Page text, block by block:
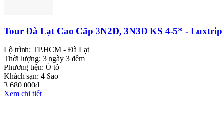
Tour Đà Lạt Cao Cấp 3N2Đ, 3N3Đ KS 4-5* - Luxtrip
Lộ trình: TP.HCM - Đà Lạt
Thời lượng: 3 ngày 3 đêm
Phương tiện: Ô tô
Khách sạn: 4 Sao
3.680.000đ
Xem chi tiết